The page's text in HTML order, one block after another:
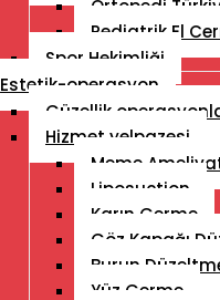
Ortopedi
Pediatrik El
Spor Hekimliği
Estetik-operasyon
Güzellik
Hizmet yelpazesi
Meme
Liposuction
Karın Germe
Göz Kapağı
Burun
Yüz Germe